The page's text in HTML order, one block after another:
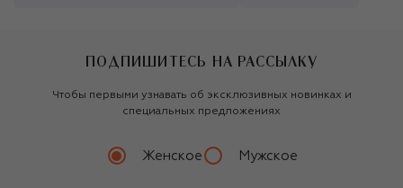
ПОДПИШИТЕСЬ НА РАССЫЛКУ
Чтобы первыми узнавать об эксклюзивных новинках и
специальных предложениях
Женское Мужское